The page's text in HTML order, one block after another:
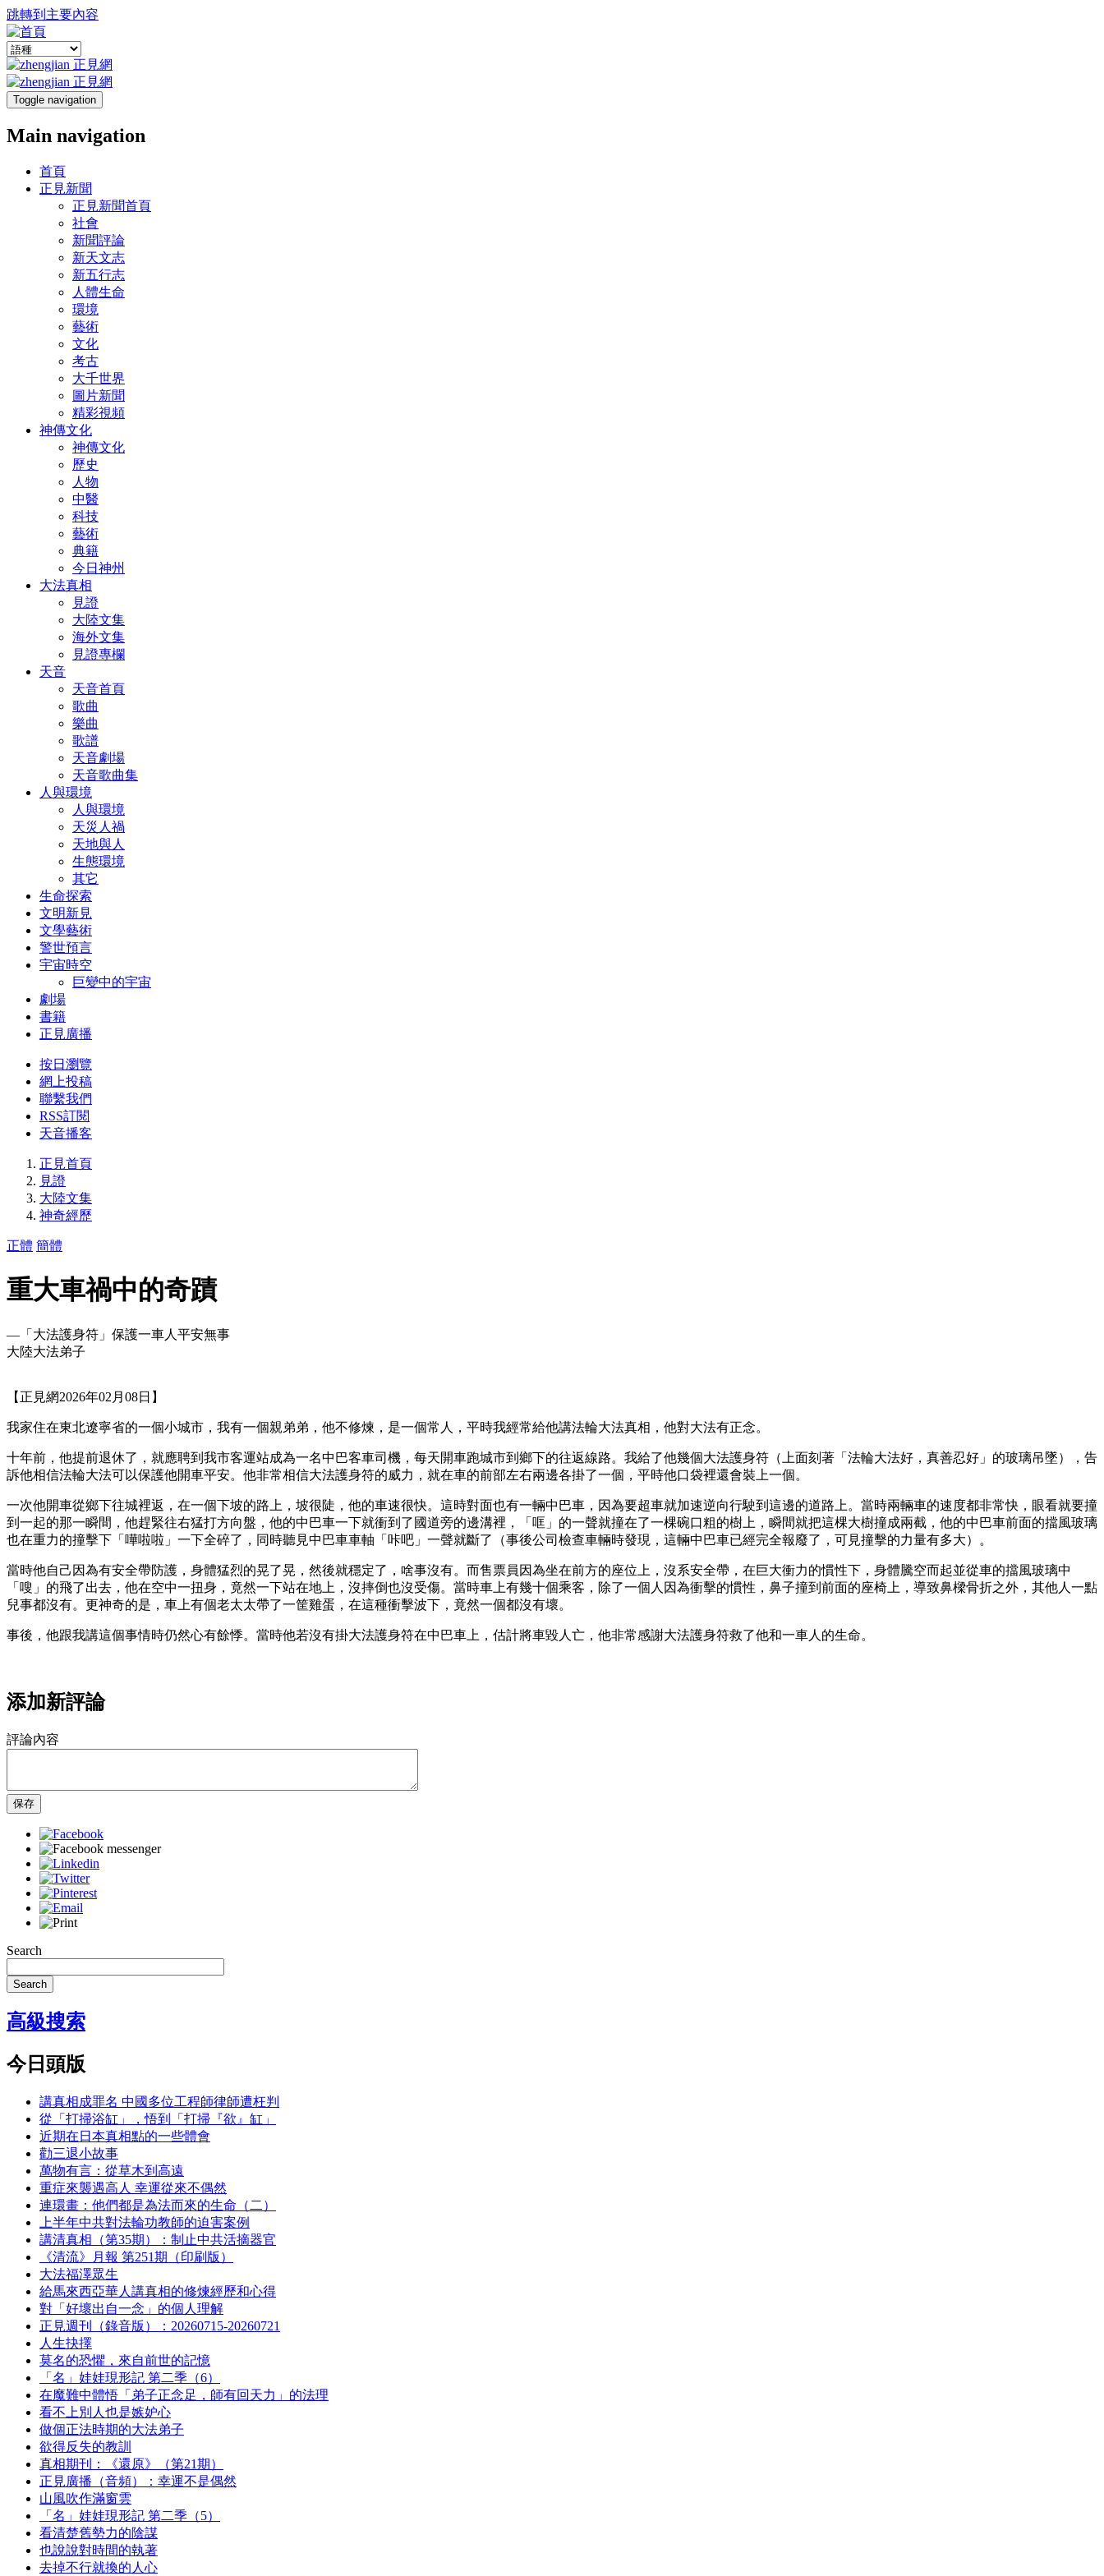
跳轉到主要內容
Toggle navigation
Main navigation
首頁
正見新聞
正見新聞首頁
社會
新聞評論
新天文志
新五行志
人體生命
環境
藝術
文化
考古
大千世界
圖片新聞
精彩視頻
神傳文化
神傳文化
歷史
人物
中醫
科技
藝術
典籍
今日神州
大法真相
見證
大陸文集
海外文集
見證專欄
天音
天音首頁
歌曲
樂曲
歌譜
天音劇場
天音歌曲集
人與環境
人與環境
天災人禍
天地與人
生態環境
其它
生命探索
文明新見
文學藝術
警世預言
宇宙時空
巨變中的宇宙
劇場
書籍
正見廣播
按日瀏覽
網上投稿
聯繫我們
RSS訂閱
天音播客
正見首頁
見證
大陸文集
神奇經歷
正體 簡體
重大車禍中的奇蹟
—「大法護身符」保護一車人平安無事
大陸大法弟子
【正見網2026年02月08日】
我家住在東北遼寧省的一個小城市，我有一個親弟弟，他不修煉，是一個常人，平時我經常給他講法輪大法真相，他對大法有正念。
十年前，他提前退休了，就應聘到我市客運站成為一名中巴客車司機，每天開車跑城市到鄉下的往返線路。我給了他幾個大法護身符（上面刻著「法輪大法好，真善忍好」的玻璃吊墜），告
訴他相信法輪大法可以保護他開車平安。他非常相信大法護身符的威力，就在車的前部左右兩邊各掛了一個，平時他口袋裡還會裝上一個。
一次他開車從鄉下往城裡返，在一個下坡的路上，坡很陡，他的車速很快。這時對面也有一輛中巴車，因為要超車就加速逆向行駛到這邊的道路上。當時兩輛車的速度都非常快，眼看就要撞
到一起的那一瞬間，他趕緊往右猛打方向盤，他的中巴車一下就衝到了國道旁的邊溝裡，「哐」的一聲就撞在了一棵碗口粗的樹上，瞬間就把這棵大樹撞成兩截，他的中巴車前面的擋風玻璃
也在重力的撞擊下「嘩啦啦」一下全碎了，同時聽見中巴車車軸「咔吧」一聲就斷了（事後公司檢查車輛時發現，這輛中巴車已經完全報廢了，可見撞擊的力量有多大）。
當時他自己因為有安全帶防護，身體猛烈的晃了晃，然後就穩定了，啥事沒有。而售票員因為坐在前方的座位上，沒系安全帶，在巨大衝力的慣性下，身體騰空而起並從車的擋風玻璃中
「嗖」的飛了出去，他在空中一扭身，竟然一下站在地上，沒摔倒也沒受傷。當時車上有幾十個乘客，除了一個人因為衝擊的慣性，鼻子撞到前面的座椅上，導致鼻樑骨折之外，其他人一點
兒事都沒有。更神奇的是，車上有個老太太帶了一筐雞蛋，在這種衝擊波下，竟然一個都沒有壞。
事後，他跟我講這個事情時仍然心有餘悸。當時他若沒有掛大法護身符在中巴車上，估計將車毀人亡，他非常感謝大法護身符救了他和一車人的生命。
添加新評論
評論內容
保存
Search
Search
高級搜索
今日頭版
講真相成罪名 中國多位工程師律師遭枉判
從「打掃浴缸」，悟到「打掃『欲』缸」
近期在日本真相點的一些體會
勸三退小故事
萬物有言：從草木到高遠
重症來襲遇高人 幸運從來不偶然
連環畫：他們都是為法而來的生命（二）
上半年中共對法輪功教師的迫害案例
講清真相（第35期）：制止中共活摘器官
《清流》月報 第251期（印刷版）
大法福澤眾生
給馬來西亞華人講真相的修煉經歷和心得
對「好壞出自一念」的個人理解
正見週刊（錄音版）：20260715-20260721
人生抉擇
莫名的恐懼，來自前世的記憶
「名」娃娃現形記 第二季（6）
在魔難中體悟「弟子正念足，師有回天力」的法理
看不上別人也是嫉妒心
做個正法時期的大法弟子
欲得反失的教訓
真相期刊：《還原》（第21期）
正見廣播（音頻）：幸運不是偶然
山風吹作滿窗雲
「名」娃娃現形記 第二季（5）
看清楚舊勢力的陰謀
也說說對時間的執著
去掉不行就換的人心